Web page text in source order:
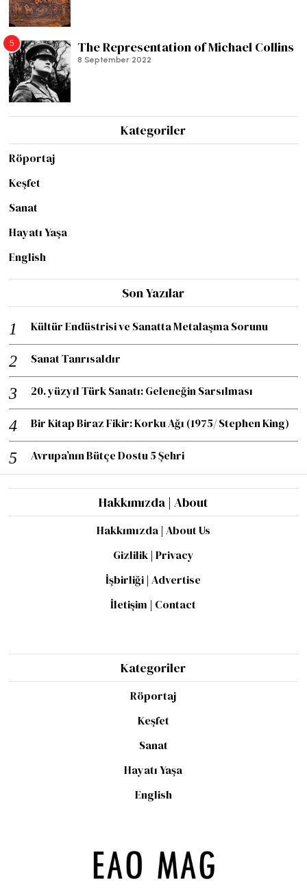
5 The Representation of Michael Collins
8 September 2022
Kategoriler
Röportaj
Keşfet
Sanat
Hayatı Yaşa
English
Son Yazılar
Kültür Endüstrisi ve Sanatta Metalaşma Sorunu
Sanat Tanrısaldır
20. yüzyıl Türk Sanatı: Geleneğin Sarsılması
Bir Kitap Biraz Fikir: Korku Ağı (1975/ Stephen King)
Avrupa’nın Bütçe Dostu 5 Şehri
Hakkımızda | About
Hakkımızda | About Us
Gizlilik | Privacy
İşbirliği | Advertise
İletişim | Contact
Kategoriler
Röportaj
Keşfet
Sanat
Hayatı Yaşa
English